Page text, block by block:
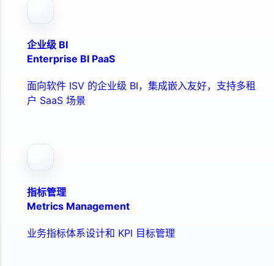
企业级 BI
Enterprise BI PaaS
面向软件 ISV 的企业级 BI，集成嵌入友好，支持多租
户 SaaS 场景
指标管理
Metrics Management
业务指标体系设计和 KPI 目标管理